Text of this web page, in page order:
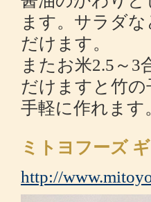
ます。サラダ
だけます。
またお米2.5～3
だけますと竹
手軽に作れます
ミトヨフーズ
http://